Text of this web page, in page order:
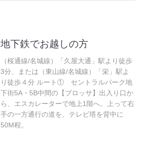
地下鉄でお越しの方
（桜通線/名城線）「久屋大通」駅より徒歩
3分、または（東山線/名城線）「栄」駅よ
り徒歩４分 ルート① セントラルパーク地
下街5A・5B中間の【ブロッサ】出入り口か
ら、エスカレーターで地上1階へ。上って右
手の一方通行の道を、テレビ塔を背中に
50M程。